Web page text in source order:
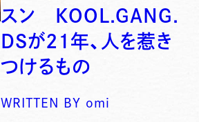
スン KOOL.GANG.
DSが21年、人を惹き
つけるもの
WRITTEN BY omi